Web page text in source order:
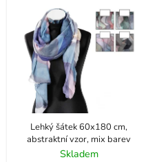
Lehký šátek 60x180 cm,
abstraktní vzor, mix barev
Skladem